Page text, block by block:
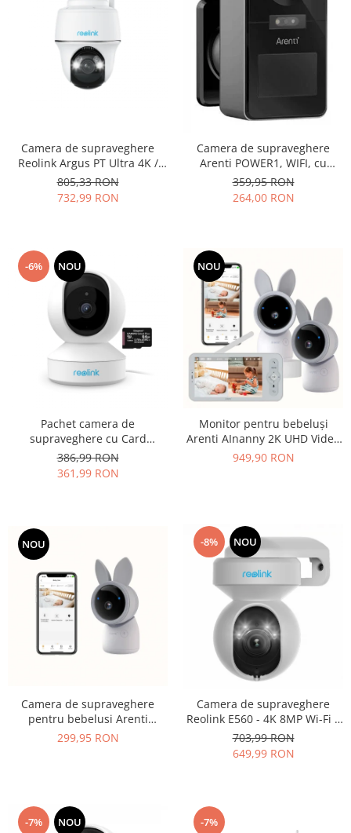
Camera de supraveghere
Reolink Argus PT Ultra 4K /
8MP, WIFI, baterie
reincarcabila, detectare
persoana/vehicul, vedere 360
805,33 RON
732,99 RON
Camera de supraveghere
Arenti POWER1, WIFI, cu
baterie reincarcabila,
detectare persoane, rezolutie
2K, senzor de miscare, alerte
359,95 RON
264,00 RON
-6% NOU
Pachet camera de
supraveghere cu Card
MicroSD 64 GB, Reolink E1
Pro-V2 WIFI, rezolutie 4MP
386,99 RON
361,99 RON
NOU
Monitor pentru bebeluși
Arenti AInanny 2K UHD Video
cu rotatie și înclinare, cu două
949,90 RON
NOU
Camera de supraveghere
pentru bebelusi Arenti
AInanny 2K UHD Video cu
299,95 RON
-8% NOU
Camera de supraveghere
Reolink E560 - 4K 8MP Wi-Fi 6
Smart PTZ Camera, cu
urmarire automata, zoom
optic 3X, viziune nocturna
703,99 RON
649,99 RON
-7% NOU -7%